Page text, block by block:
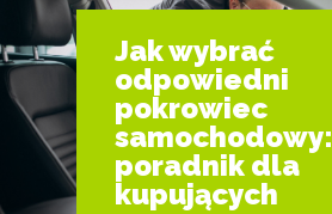
Jak wybrać
odpowiedni
pokrowiec
samochodowy:
poradnik dla
kupujących